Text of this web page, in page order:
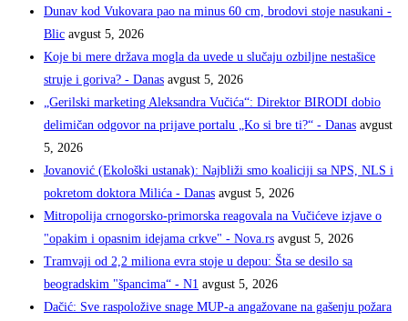
Dunav kod Vukovara pao na minus 60 cm, brodovi stoje nasukani -
Blic avgust 5, 2026
Koje bi mere država mogla da uvede u slučaju ozbiljne nestašice
struje i goriva? - Danas avgust 5, 2026
„Gerilski marketing Aleksandra Vučića“: Direktor BIRODI dobio
delimičan odgovor na prijave portalu „Ko si bre ti?“ - Danas avgust
5, 2026
Jovanović (Ekološki ustanak): Najbliži smo koaliciji sa NPS, NLS i
pokretom doktora Milića - Danas avgust 5, 2026
Mitropolija crnogorsko-primorska reagovala na Vučićeve izjave o
"opakim i opasnim idejama crkve" - Nova.rs avgust 5, 2026
Tramvaji od 2,2 miliona evra stoje u depou: Šta se desilo sa
beogradskim "špancima“ - N1 avgust 5, 2026
Dačić: Sve raspoložive snage MUP-a angažovane na gašenju požara